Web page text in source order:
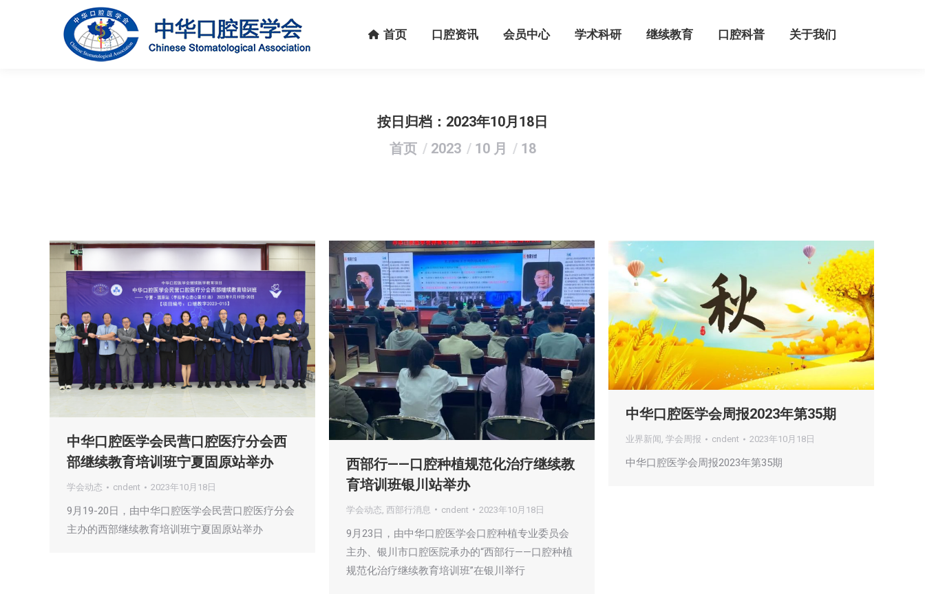
首页 口腔资讯 会员中心 学术科研 继续教育 口腔科普 关于我们
按日归档： 2023年10月18日
您在这里：
首页 2023 10 月 18
中华口腔医学会民营口腔医疗分会西
部继续教育培训班宁夏固原站举办
学会动态 cndent 2023年10月18日
9月19-20日，由中华口腔医学会民营口腔医疗分会
主办的西部继续教育培训班宁夏固原站举办
西部行——口腔种植规范化治疗继续教
育培训班银川站举办
学会动态 西部行消息 cndent 2023年10月18日
9月23日，由中华口腔医学会口腔种植专业委员会
主办、银川市口腔医院承办的“西部行——口腔种植
规范化治疗继续教育培训班”在银川举行
中华口腔医学会周报2023年第35期
业界新闻 , 学会周报 cndent 2023年10月18日
中华口腔医学会周报2023年第35期